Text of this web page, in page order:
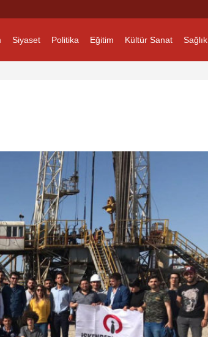
Siyaset Politika Eğitim Kültür Sanat Sağlık